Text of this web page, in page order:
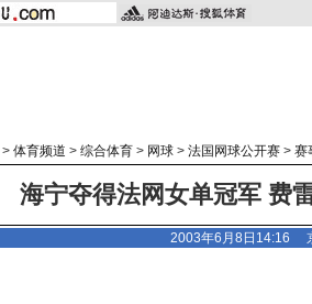
> 体育频道 > 综合体育 > 网球 > 法国网球公开赛 > 赛
海宁夺得法网女单冠军 费
2003年6月8日14:16